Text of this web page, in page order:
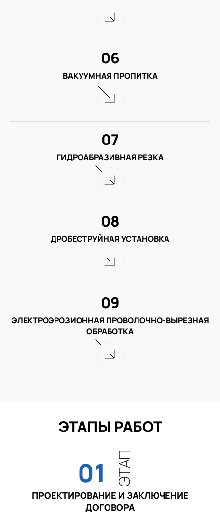
ВАКУУМНАЯ ПРОПИТКА
06
ГИДРОАБРАЗИВНАЯ РЕЗКА
07
ДРОБЕСТРУЙНАЯ УСТАНОВКА
08
ЭЛЕКТРОЭРОЗИОННАЯ ПРОВОЛОЧНО-ВЫРЕЗНАЯ
ОБРАБОТКА
09
ЭТАПЫ РАБОТ
01 ЭТАП
ПРОЕКТИРОВАНИЕ И ЗАКЛЮЧЕНИЕ
ДОГОВОРА